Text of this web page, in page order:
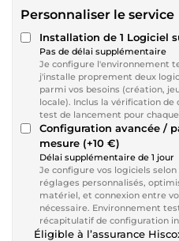
Personnaliser le service
Installation de 1 Logiciel
Pas de délai supplémentaire
Je configure l'environnement
j'installe proprement deux
parmi vos besoins (création,
locale). Inclus la vérification
test de lancement pour
Configuration avancée /
mesure (+10 €)
Délai supplémentaire de 1 jour
Je configure vos logiciels selon
réglages personnalisés,
matériel, et connexion entre
nécessaire. Environnement
récapitulatif de configuration
Éligible à l’assurance